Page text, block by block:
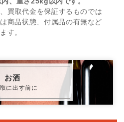
買取代金を保証するものでは
商品状態、付属品の有無など
す。
お酒
に出す前に